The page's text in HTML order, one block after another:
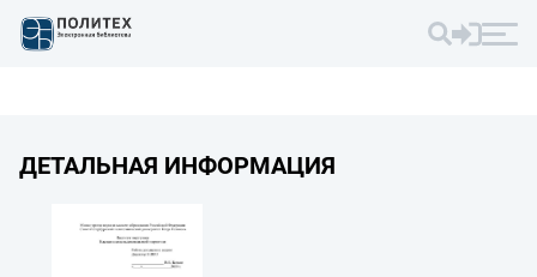
ДЕТАЛЬНАЯ ИНФОРМАЦИЯ